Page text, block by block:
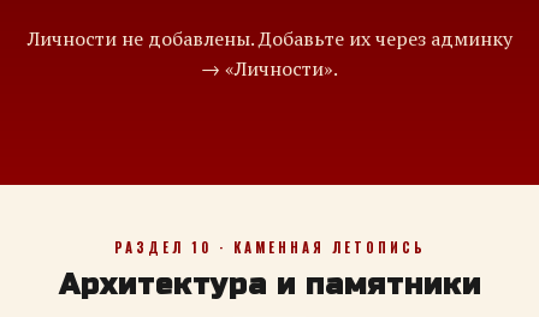
Личности не добавлены. Добавьте их через админку
→ «Личности».
РАЗДЕЛ 10 · КАМЕННАЯ ЛЕТОПИСЬ
Архитектура и памятники